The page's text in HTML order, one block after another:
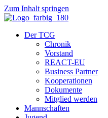
Zum Inhalt springen
Der TCG
Chronik
Vorstand
REACT-EU
Business Partner
Kooperationen
Dokumente
Mitglied werden
Mannschaften